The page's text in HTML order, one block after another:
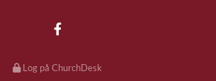
Log på ChurchDesk